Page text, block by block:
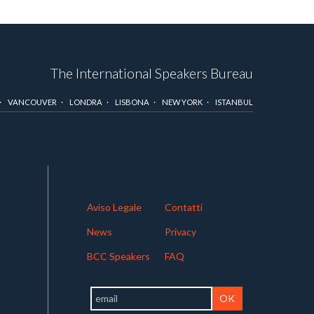
The International Speakers Bureau
VANCOUVER LONDRA LISBONA NEW YORK ISTANBUL
Aviso Legale Contatti
News Privacy
BCC Speakers FAQ